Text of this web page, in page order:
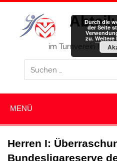
Zum
springen
im Turnverein
MENÜ
Herren I:
Bundesligareserve
Durch die
der Seite
zu. Weitere